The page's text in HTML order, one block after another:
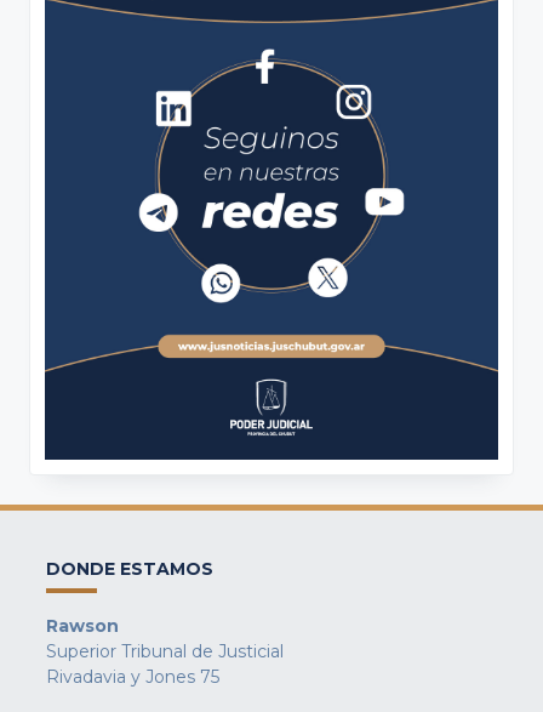
DONDE ESTAMOS
Rawson
Superior Tribunal de Justicial
Rivadavia y Jones 75